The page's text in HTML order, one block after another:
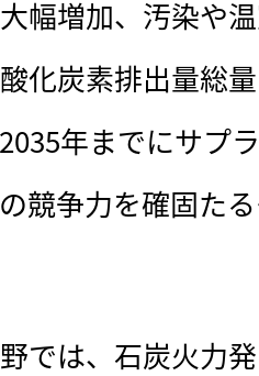
幅増加、汚染や
化炭素排出量総
年までにサプ
競争力を確固た
では、石炭火力